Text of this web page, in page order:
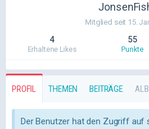
Mitglied seit 15.
Erhaltene Likes
4
Punkte
55
PROFIL THEMEN BEITRÄGE
Der Benutzer hat den Zugriff auf